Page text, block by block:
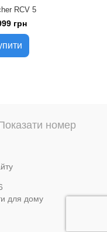
RCV 5
грн
номер
для дому